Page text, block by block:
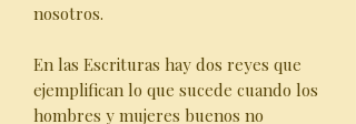
nosotros.
En las Escrituras hay dos reyes que
ejemplifican lo que sucede cuando los
hombres y mujeres buenos no